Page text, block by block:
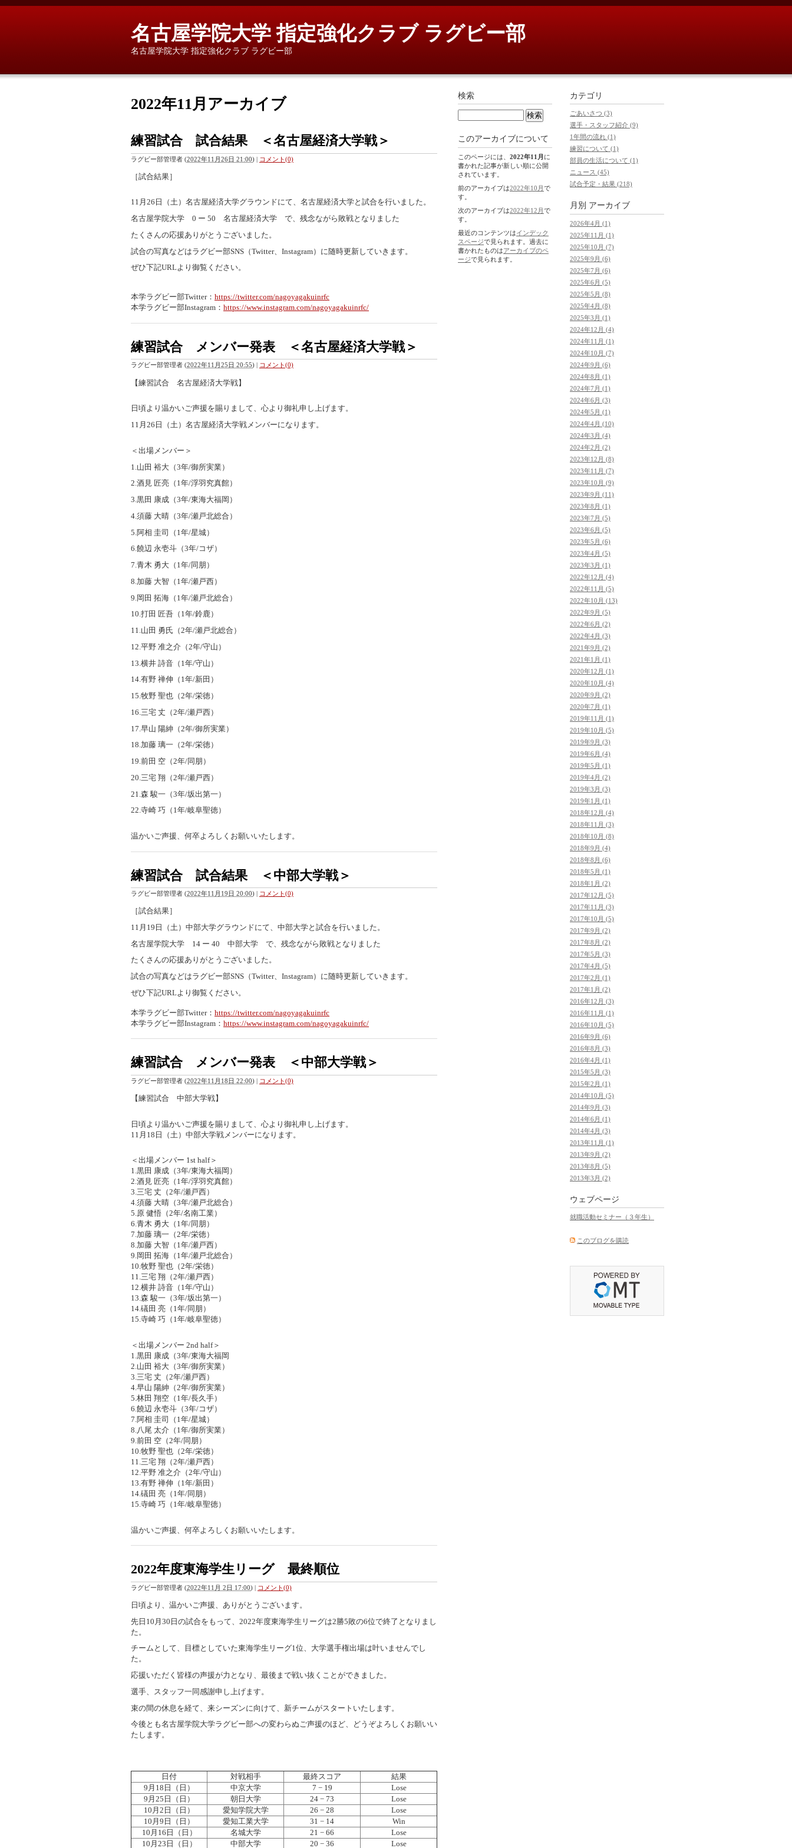
名古屋学院大学 指定強化クラブ ラグビー部
名古屋学院大学 指定強化クラブ ラグビー部
2022年11月アーカイブ
練習試合 試合結果 ＜名古屋経済大学戦＞
ラグビー部管理者 (2022年11月26日 21:00) | コメント(0)
［試合結果］
11月26日（土）名古屋経済大学グラウンドにて、名古屋経済大学と試合を行いました。
名古屋学院大学 0 ー 50 名古屋経済大学 で、残念ながら敗戦となりました
たくさんの応援ありがとうございました。
試合の写真などはラグビー部SNS（Twitter、Instagram）に随時更新していきます。
ぜひ下記URLより御覧ください。
本学ラグビー部Twitter： https://twitter.com/nagoyagakuinrfc
本学ラグビー部Instagram： https://www.instagram.com/nagoyagakuinrfc/
練習試合 メンバー発表 ＜名古屋経済大学戦＞
ラグビー部管理者 (2022年11月25日 20:55) コメント(0)
【練習試合 名古屋経済大学戦】
日頃より温かいご声援を賜りまして、心より御礼申し上げます。
11月26日（土）名古屋経済大学戦メンバーになります。
＜出場メンバー＞
1.山田 裕大（3年/御所実業）
2.酒見 匠亮（1年/浮羽究真館）
3.黒田 康成（3年/東海大福岡）
4.須藤 大晴（3年/瀬戸北総合）
5.阿相 圭司（1年/星城）
6.饒辺 永壱斗（3年/コザ）
7.青木 勇大（1年/同朋）
8.加藤 大智（1年/瀬戸西）
9.岡田 拓海（1年/瀬戸北総合）
10.打田 匠吾（1年/鈴鹿）
11.山田 勇氏（2年/瀬戸北総合）
12.平野 准之介（2年/守山）
13.横井 詩音（1年/守山）
14.有野 禅伸（1年/新田）
15.牧野 聖也（2年/栄徳）
16.三宅 丈（2年/瀬戸西）
17.早山 陽紳（2年/御所実業）
18.加藤 璃一（2年/栄徳）
19.前田 空（2年/同朋）
20.三宅 翔（2年/瀬戸西）
21.森 駿一（3年/坂出第一）
22.寺崎 巧（1年/岐阜聖徳）
温かいご声援、何卒よろしくお願いいたします。
練習試合 試合結果 ＜中部大学戦＞
ラグビー部管理者 (2022年11月19日 20:00) | コメント(0)
［試合結果］
11月19日（土）中部大学グラウンドにて、中部大学と試合を行いました。
名古屋学院大学 14 ー 40 中部大学 で、残念ながら敗戦となりました
たくさんの応援ありがとうございました。
試合の写真などはラグビー部SNS（Twitter、Instagram）に随時更新していきます。
ぜひ下記URLより御覧ください。
本学ラグビー部Twitter： https://twitter.com/nagoyagakuinrfc
本学ラグビー部Instagram： https://www.instagram.com/nagoyagakuinrfc/
練習試合 メンバー発表 ＜中部大学戦＞
ラグビー部管理者 (2022年11月18日 22:00) | コメント(0)
【練習試合 中部大学戦】
日頃より温かいご声援を賜りまして、心より御礼申し上げます。
11月18日（土）中部大学戦メンバーになります。
＜出場メンバー 1st half＞
1.黒田 康成（3年/東海大福岡）
2.酒見 匠亮（1年/浮羽究真館）
3.三宅 丈（2年/瀬戸西）
4.須藤 大晴（3年/瀬戸北総合）
5.原 健悟（2年/名南工業）
6.青木 勇大（1年/同朋）
7.加藤 璃一（2年/栄徳）
8.加藤 大智（1年/瀬戸西）
9.岡田 拓海（1年/瀬戸北総合）
10.牧野 聖也（2年/栄徳）
11.三宅 翔（2年/瀬戸西）
12.横井 詩音（1年/守山）
13.森 駿一（3年/坂出第一）
14.礒田 亮（1年/同朋）
15.寺崎 巧（1年/岐阜聖徳）
＜出場メンバー 2nd half＞
1.黒田 康成（3年/東海大福岡
2.山田 裕大（3年/御所実業）
3.三宅 丈（2年/瀬戸西）
4.早山 陽紳（2年/御所実業）
5.林田 翔空（1年/長久手）
6.饒辺 永壱斗（3年/コザ）
7.阿相 圭司（1年/星城）
8.八尾 太介（1年/御所実業）
9.前田 空（2年/同朋）
10.牧野 聖也（2年/栄徳）
11.三宅 翔（2年/瀬戸西）
12.平野 准之介（2年/守山）
13.有野 禅伸（1年/新田）
14.礒田 亮（1年/同朋）
15.寺崎 巧（1年/岐阜聖徳）
温かいご声援、何卒よろしくお願いいたします。
2022年度東海学生リーグ 最終順位
ラグビー部管理者 (2022年11月 2日 17:00) | コメント(0)
日頃より、温かいご声援、ありがとうございます。
先日10月30日の試合をもって、2022年度東海学生リーグは2勝5敗の6位で終了となりまし
た。
チームとして、目標としていた東海学生リーグ1位、大学選手権出場は叶いませんでし
た。
応援いただく皆様の声援が力となり、最後まで戦い抜くことができました。
選手、スタッフ一同感謝申し上げます。
束の間の休息を経て、来シーズンに向けて、新チームがスタートいたします。
今後とも名古屋学院大学ラグビー部への変わらぬご声援のほど、どうぞよろしくお願いい
たします。
日付 対戦相手 最終スコア
結果
9月18日（日）
中京大学 7 − 19
Lose
9月25日（日）
朝日大学 24 − 73
Lose
10月2日（日）
愛知学院大学 26 − 28
Lose
10月9日（日）
愛知工業大学 31 − 14
Win
10月16日（日）
名城大学 21 − 66
Lose
10月23日（日）
中部大学 20 − 36 Lose
カテゴリ
ごあいさつ (3)
選手・スタッフ紹介 (9)
1年間の流れ (1)
練習について (1)
部員の生活について (1)
ニュース (45)
試合予定・結果 (218)
月別 アーカイブ
2026年4月 (1)
2025年11月 (1)
2025年10月 (7)
2025年9月 (6)
2025年7月 (6)
2025年6月 (5)
2025年5月 (8)
2025年4月 (8)
2025年3月 (1)
2024年12月 (4)
2024年11月 (1)
2024年10月 (7)
2024年9月 (6)
2024年8月 (1)
2024年7月 (1)
2024年6月 (3)
2024年5月 (1)
2024年4月 (10)
2024年3月 (4)
2024年2月 (2)
2023年12月 (8)
2023年11月 (7)
2023年10月 (9)
2023年9月 (11)
2023年8月 (1)
2023年7月 (5)
2023年6月 (5)
2023年5月 (6)
2023年4月 (5)
2023年3月 (1)
2022年12月 (4)
2022年11月 (5)
2022年10月 (13)
2022年9月 (5)
2022年6月 (2)
2022年4月 (3)
2021年9月 (2)
2021年1月 (1)
2020年12月 (1)
2020年10月 (4)
2020年9月 (2)
2020年7月 (1)
2019年11月 (1)
2019年10月 (5)
2019年9月 (3)
2019年6月 (4)
2019年5月 (1)
2019年4月 (2)
2019年3月 (3)
2019年1月 (1)
2018年12月 (4)
2018年11月 (3)
2018年10月 (8)
2018年9月 (4)
2018年8月 (6)
2018年5月 (1)
2018年1月 (2)
2017年12月 (5)
2017年11月 (3)
2017年10月 (5)
2017年9月 (2)
2017年8月 (2)
2017年5月 (3)
2017年4月 (5)
2017年2月 (1)
2017年1月 (2)
2016年12月 (3)
2016年11月 (1)
2016年10月 (5)
2016年9月 (6)
2016年8月 (3)
2016年4月 (1)
2015年5月 (3)
2015年2月 (1)
2014年10月 (5)
2014年9月 (3)
2014年6月 (1)
2014年4月 (3)
2013年11月 (1)
2013年9月 (2)
2013年8月 (5)
2013年3月 (2)
ウェブページ
就職活動セミナー（３年生）
このブログを購読
検索
このアーカイブについて
このページには、 2022年11月 に
書かれた記事が新しい順に公開
されています。
前のアーカイブは2022年10月で
す。
次のアーカイブは2022年12月で
す。
最近のコンテンツはインデック
スページで見られます。過去に
書かれたものはアーカイブのペ
ージで見られます。